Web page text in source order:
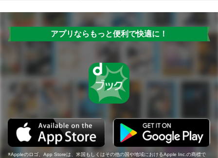
アプリならもっと便利で快適に！
Appleのロゴ、App Storeは、米国もしくはその他の国や地域におけるApple Inc.の商標で